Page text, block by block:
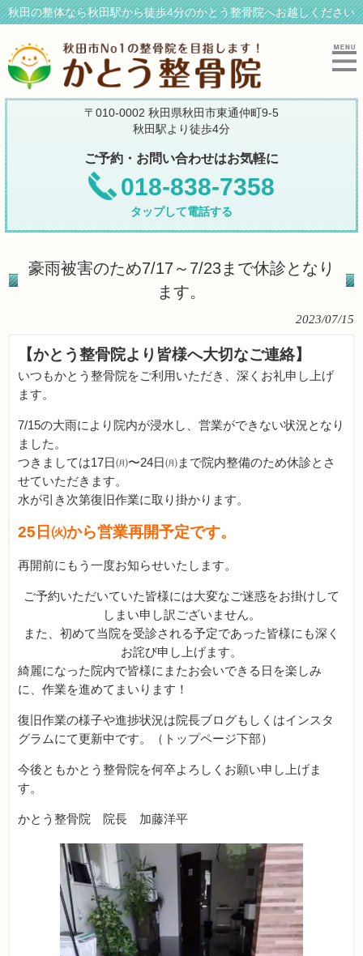
秋田の整体なら秋田駅から徒歩4分のかとう整骨院へお越しください
〒010-0002 秋田県秋田市東通仲町9-5
秋田駅より徒歩4分
ご予約・お問い合わせはお気軽に
018-838-7358
タップして電話する
豪雨被害のため7/17～7/23まで休診となり
ます。
2023/07/15
【かとう整骨院より皆様へ大切なご連絡】
いつもかとう整骨院をご利用いただき、深くお礼申し上げ
ます。
7/15の大雨により院内が浸水し、営業ができない状況となり
ました。
つきましては17日㈪〜24日㈪まで院内整備のため休診とさ
せていただきます。
水が引き次第復旧作業に取り掛かります。
25日㈫から営業再開予定です。
再開前にもう一度お知らせいたします。
ご予約いただいていた皆様には大変なご迷惑をお掛けして
しまい申し訳ございません。
また、初めて当院を受診される予定であった皆様にも深く
お詫び申し上げます。
綺麗になった院内で皆様にまたお会いできる日を楽しみ
に、作業を進めてまいります！
復旧作業の様子や進捗状況は院長ブログもしくはインスタ
グラムにて更新中です。（トップページ下部）
今後ともかとう整骨院を何卒よろしくお願い申し上げま
す。
かとう整骨院 院長 加藤洋平